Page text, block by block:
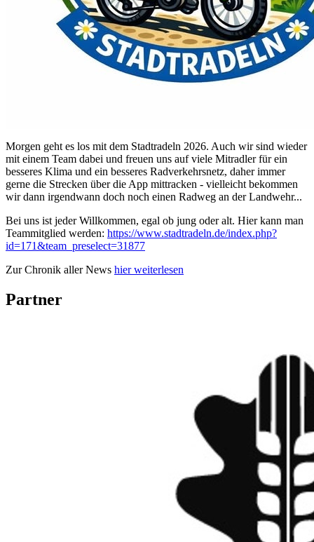
Morgen geht es los mit dem Stadtradeln 2026. Auch wir sind wieder
mit einem Team dabei und freuen uns auf viele Mitradler für ein
besseres Klima und ein besseres Radverkehrsnetz, daher immer
gerne die Strecken über die App mittracken - vielleicht bekommen
wir dann irgendwann doch noch einen Radweg an der Landwehr...
Bei uns ist jeder Willkommen, egal ob jung oder alt. Hier kann man
Teammitglied werden: https://www.stadtradeln.de/index.php?
id=171&team_preselect=31877
Zur Chronik aller News hier weiterlesen
Partner